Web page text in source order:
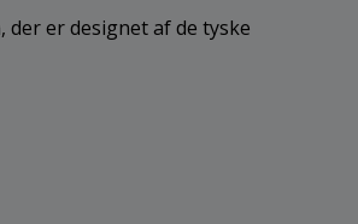
er designet af de tyske